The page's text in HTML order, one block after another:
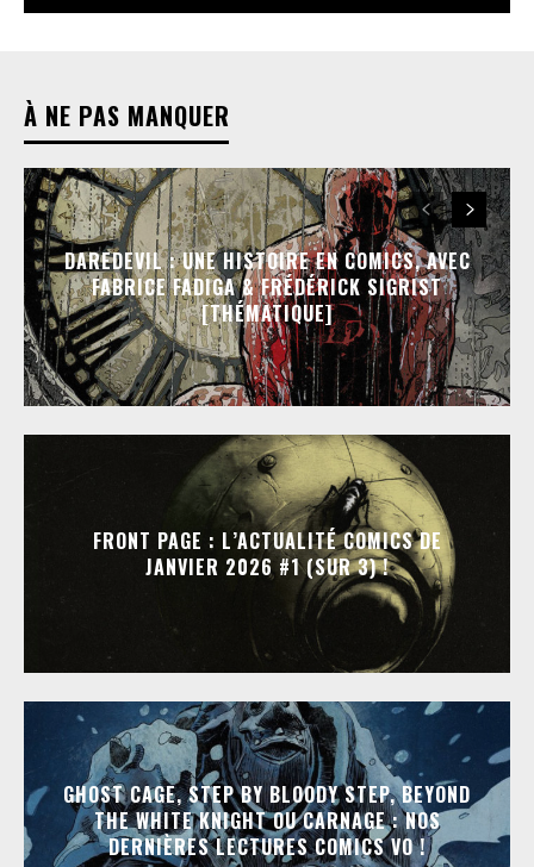
À NE PAS MANQUER
DAREDEVIL : UNE HISTOIRE EN COMICS, AVEC
FABRICE FADIGA & FRÉDÉRICK SIGRIST
[THÉMATIQUE]
FRONT PAGE : L’ACTUALITÉ COMICS DE
JANVIER 2026 #1 (SUR 3) !
GHOST CAGE, STEP BY BLOODY STEP, BEYOND
THE WHITE KNIGHT OU CARNAGE : NOS
DERNIÈRES LECTURES COMICS VO !